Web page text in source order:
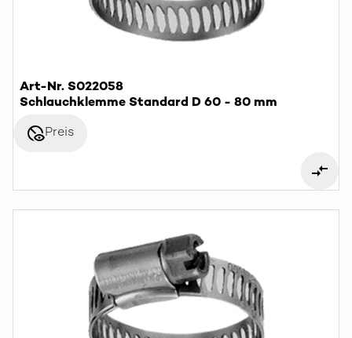
Art-Nr. S022058
Schlauchklemme Standard D 60 - 80 mm
disabled_visiblePreis